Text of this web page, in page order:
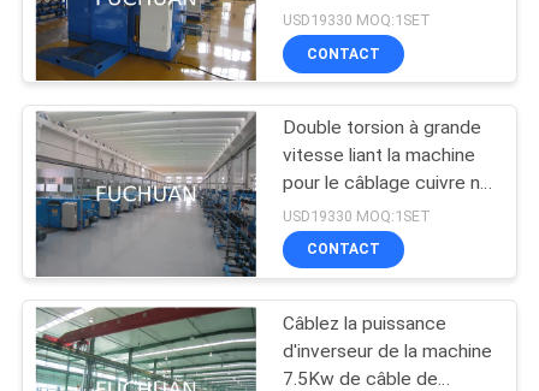
POLICYde câble
machine extrudeuse
de fil
toronnage de Buncher de
torsion
USD19330 MOQ:1SET
CONTACT
Double torsion à grande
vitesse liant la machine
pour le câblage cuivre nu
aérospatial
USD19330 MOQ:1SET
CONTACT
Câblez la puissance
d'inverseur de la machine
7.5Kw de câble de